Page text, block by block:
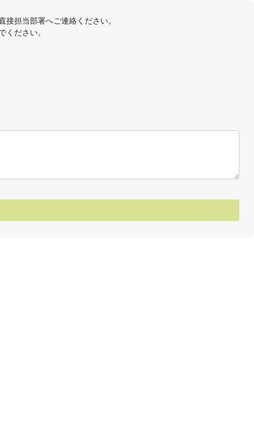
担当部署へご連絡ください。
ください。